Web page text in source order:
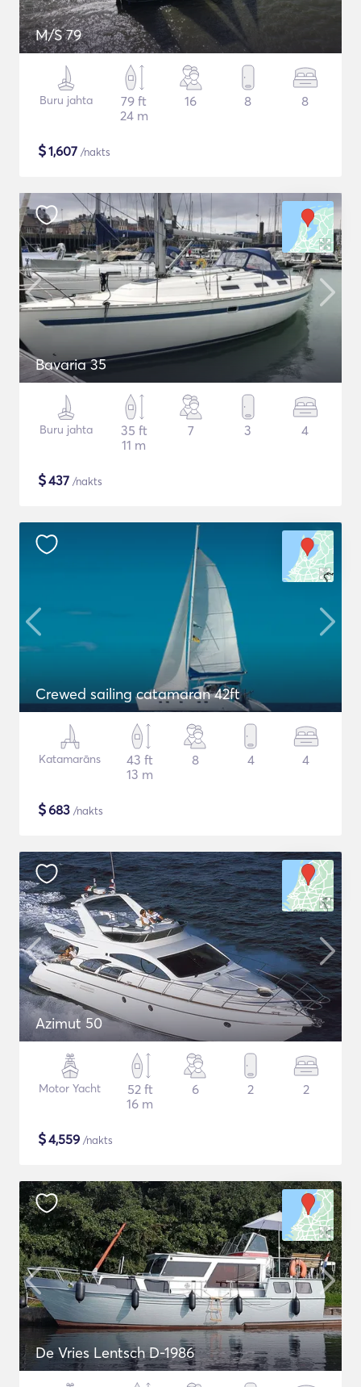
M/S 79
Buru jahta
79 ft
24 m
16 8 8
$1,607 /nakts
Bavaria 35
Buru jahta
35 ft
11 m
7 3 4
$437 /nakts
Crewed sailing catamaran 42ft
Katamarāns
43 ft
13 m
8 4 4
$683 /nakts
Azimut 50
Motor Yacht
52 ft
16 m
6 2 2
$4,559 /nakts
De Vries Lentsch D-1986